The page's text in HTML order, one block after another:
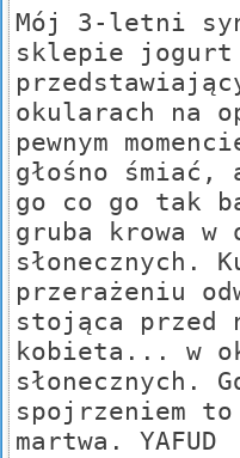
Mój 3-letni
sklepie jogurt
okularach na
pewnym
głośno śmiać,
go co go tak
gruba krowa w
słonecznych.
przerażeniu
stojąca przed
kobieta... w
słonecznych.
spojrzeniem
martwa. YAFUD